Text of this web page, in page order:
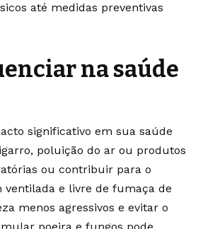
até medidas preventivas
na saúde
significativo em sua saúde
poluição do ar ou produtos
ou contribuir para o
ventilada e livre de fumaça de
menos agressivos e evitar o